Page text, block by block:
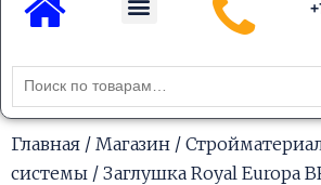
Искать:
Главная / Магазин /
системы / Заглушка Royal Europa